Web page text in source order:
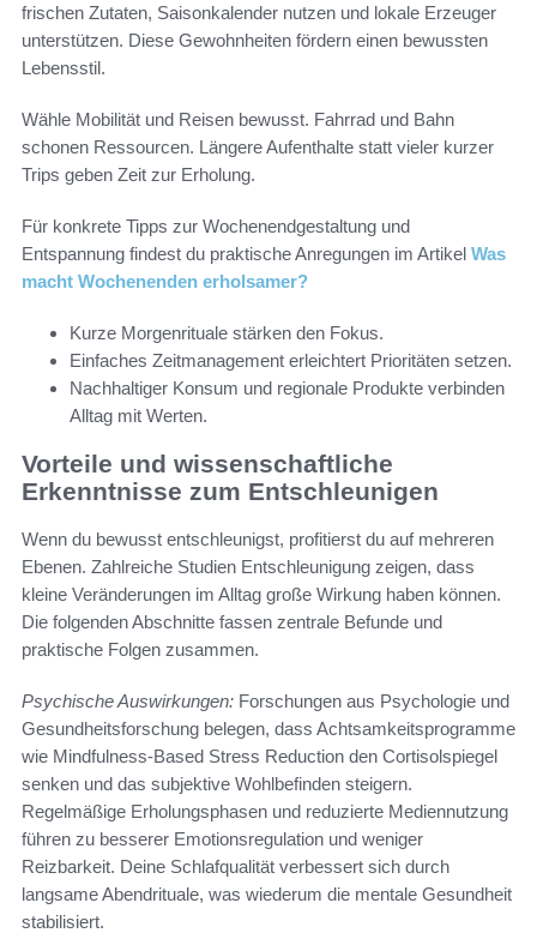
frischen Zutaten, Saisonkalender nutzen und lokale Erzeuger
unterstützen. Diese Gewohnheiten fördern einen bewussten
Lebensstil.
Wähle Mobilität und Reisen bewusst. Fahrrad und Bahn
schonen Ressourcen. Längere Aufenthalte statt vieler kurzer
Trips geben Zeit zur Erholung.
Für konkrete Tipps zur Wochenendgestaltung und
Entspannung findest du praktische Anregungen im Artikel Was
macht Wochenenden erholsamer?
Kurze Morgenrituale stärken den Fokus.
Einfaches Zeitmanagement erleichtert Prioritäten setzen.
Nachhaltiger Konsum und regionale Produkte verbinden
Alltag mit Werten.
Vorteile und wissenschaftliche
Erkenntnisse zum Entschleunigen
Wenn du bewusst entschleunigst, profitierst du auf mehreren
Ebenen. Zahlreiche Studien Entschleunigung zeigen, dass
kleine Veränderungen im Alltag große Wirkung haben können.
Die folgenden Abschnitte fassen zentrale Befunde und
praktische Folgen zusammen.
Psychische Auswirkungen: Forschungen aus Psychologie und
Gesundheitsforschung belegen, dass Achtsamkeitsprogramme
wie Mindfulness-Based Stress Reduction den Cortisolspiegel
senken und das subjektive Wohlbefinden steigern.
Regelmäßige Erholungsphasen und reduzierte Mediennutzung
führen zu besserer Emotionsregulation und weniger
Reizbarkeit. Deine Schlafqualität verbessert sich durch
langsame Abendrituale, was wiederum die mentale Gesundheit
stabilisiert.